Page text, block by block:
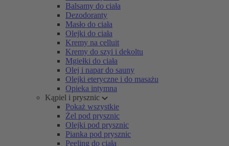
Balsamy do ciała
Dezodoranty
Masło do ciała
Olejki do ciała
Kremy na celluit
Kremy do szyi i dekoltu
Mgiełki do ciała
Olej i napar do sauny
Olejki eteryczne i do masażu
Opieka intymna
Kąpiel i prysznic
Pokaż wszystkie
Żel pod prysznic
Olejki pod prysznic
Pianka pod prysznic
Peeling do ciała